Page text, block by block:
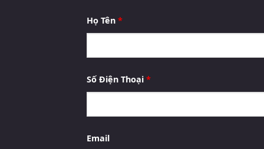
Họ Tên *
Số Điện Thoại *
Email